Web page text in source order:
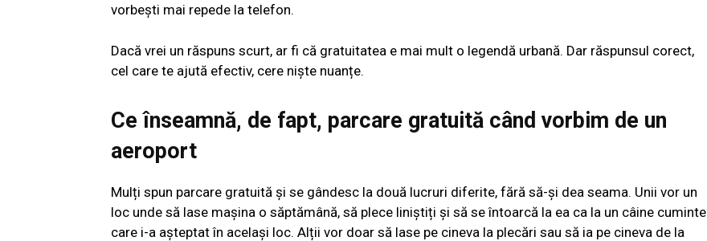
vorbești mai repede la telefon.
Dacă vrei un răspuns scurt, ar fi că gratuitatea e mai mult o legendă urbană. Dar răspunsul corect,
cel care te ajută efectiv, cere niște nuanțe.
Ce înseamnă, de fapt, parcare gratuită când vorbim de un
aeroport
Mulți spun parcare gratuită și se gândesc la două lucruri diferite, fără să-și dea seama. Unii vor un
loc unde să lase mașina o săptămână, să plece liniștiți și să se întoarcă la ea ca la un câine cuminte
care i-a așteptat în același loc. Alții vor doar să lase pe cineva la plecări sau să ia pe cineva de la